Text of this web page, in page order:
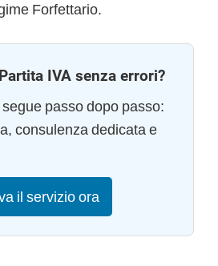
Forfettario.
IVA senza errori?
passo dopo passo:
consulenza dedicata e
il servizio ora